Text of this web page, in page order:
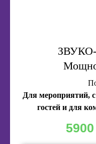
Для мероприятий,
гостей и для
5900